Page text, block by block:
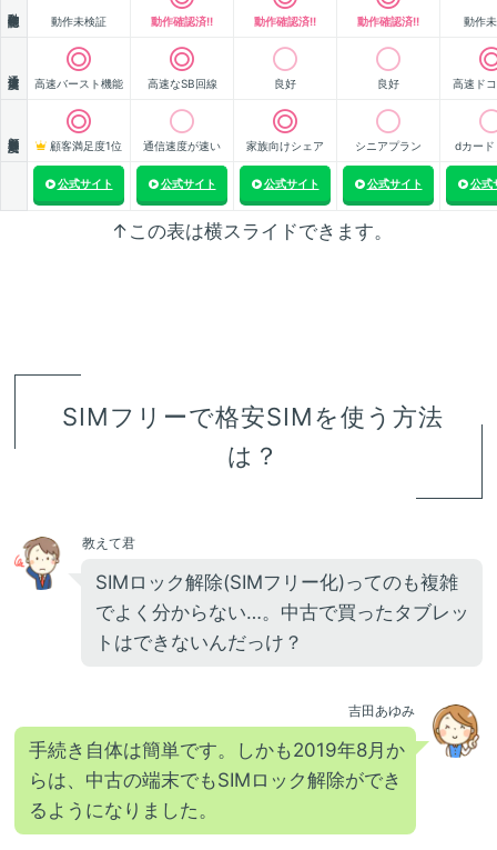
動作未検証 動作確認済!! 動作確認済!! 動作確認済!! 動作
高速バースト機能 高速なSB回線 良好 良好 高速ド
顧客満足度1位 通信速度が速い 家族向けシェア シニアプラン dカード
公式サイト 公式サイト 公式サイト 公式サイト 公式
↑この表は横スライドできます。
SIMフリーで格安SIMを使う方法
は？
教えて君
SIMロック解除(SIMフリー化)ってのも複雑
でよく分からない…。中古で買ったタブレッ
トはできないんだっけ？
吉田あゆみ
手続き自体は簡単です。しかも2019年8月か
らは、中古の端末でもSIMロック解除ができ
るようになりました。